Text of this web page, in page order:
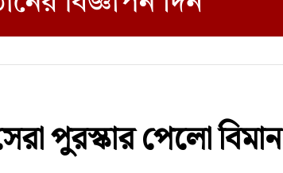
পুরস্কার পেলো বিমান